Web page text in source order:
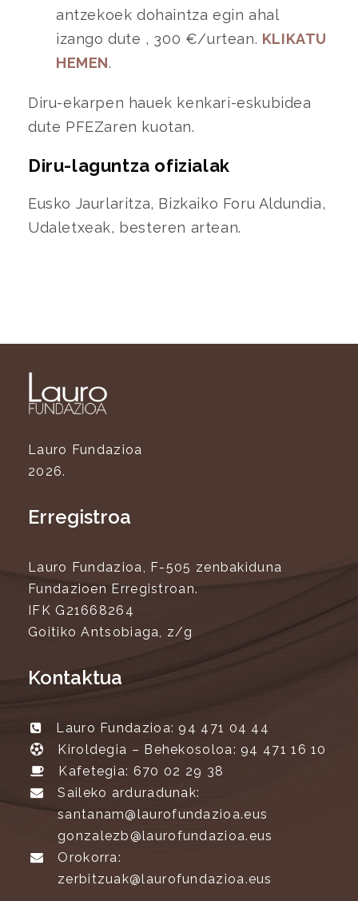
antzekoek dohaintza egin ahal
izango dute , 300 €/urtean. KLIKATU
HEMEN.
Diru-ekarpen hauek kenkari-eskubidea
dute PFEZaren kuotan.
Diru-laguntza ofizialak
Eusko Jaurlaritza, Bizkaiko Foru Aldundia,
Udaletxeak, besteren artean.
Lauro Fundazioa
2026.
Erregistroa
Lauro Fundazioa, F-505 zenbakiduna
Fundazioen Erregistroan.
IFK G21668264
Goitiko Antsobiaga, z/g
Kontaktua
Lauro Fundazioa: 94 471 04 44
Kiroldegia – Behekosoloa: 94 471 16 10
Kafetegia: 670 02 29 38
Saileko arduradunak:
santanam@laurofundazioa.eus
gonzalezb@laurofundazioa.eus
Orokorra:
zerbitzuak@laurofundazioa.eus